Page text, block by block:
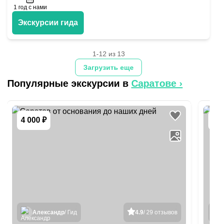
1 год с нами
Экскурсии гида
Загрузить еще
1-12 из 13
Популярные экскурсии в Саратове ›
4 000 ₽
4.9/ 29 отзывов
Александр/ Гид